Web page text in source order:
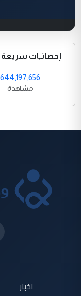
إحصائيات سريعة
644,197,656
مشاهدة
اخبار